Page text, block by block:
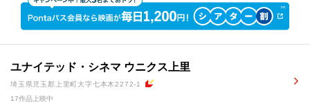
ユナイテッド・シネマ ウニクス上里
埼玉県児玉郡上里町大字七本木2272-1
17作品上映中